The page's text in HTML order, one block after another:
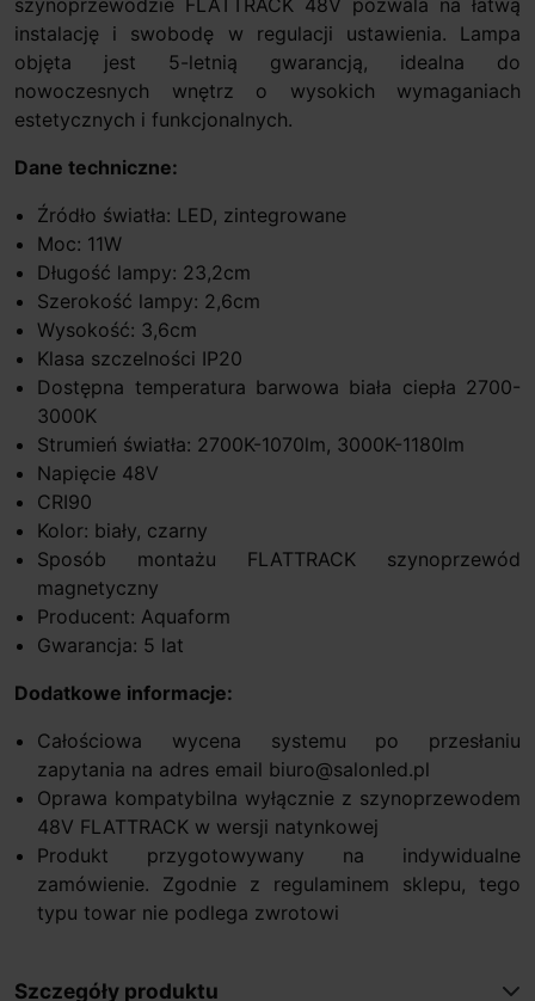
instalację i swobodę w regulacji ustawienia. Lampa
objęta jest 5-letnią gwarancją, idealna do
nowoczesnych wnętrz o wysokich wymaganiach
estetycznych i funkcjonalnych.
Dane techniczne:
Źródło światła: LED, zintegrowane
Moc: 11W
Długość lampy: 23,2cm
Szerokość lampy: 2,6cm
Wysokość: 3,6cm
Klasa szczelności IP20
Dostępna temperatura barwowa biała ciepła 2700-
3000K
Strumień światła: 2700K-1070lm, 3000K-1180lm
Napięcie 48V
CRI90
Kolor: biały, czarny
Sposób montażu FLATTRACK szynoprzewód
magnetyczny
Producent: Aquaform
Gwarancja: 5 lat
Dodatkowe informacje:
Całościowa wycena systemu po przesłaniu
zapytania na adres email biuro@salonled.pl
Oprawa kompatybilna wyłącznie z szynoprzewodem
48V FLATTRACK w wersji natynkowej
Produkt przygotowywany na indywidualne
zamówienie. Zgodnie z regulaminem sklepu, tego
typu towar nie podlega zwrotowi
Szczegóły produktu